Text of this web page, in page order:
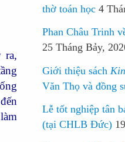
ra,
thờ toán học 4
Phan Châu Trinh
25 Tháng Bảy,
Giới thiệu sách
Văn Thọ và đồng
Lễ tốt nghiệp tân
(tại CHLB Đức)